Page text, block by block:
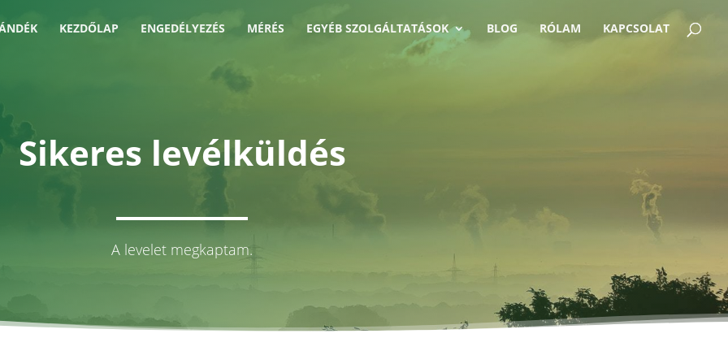
KEZDŐLAP ENGEDÉLYEZÉS MÉRÉS EGYÉB SZOLGÁLTATÁSOK BLOG RÓLAM KAPCSOLAT
Sikeres levélküldés
A levelet megkaptam.